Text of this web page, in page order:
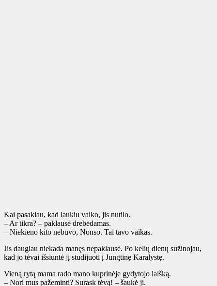
Kai pasakiau, kad laukiu vaiko, jis nutilo.
– Ar tikra? – paklausė drebėdamas.
– Niekieno kito nebuvo, Nonso. Tai tavo vaikas.
Jis daugiau niekada manęs nepaklausė. Po kelių dienų sužinojau,
kad jo tėvai išsiuntė jį studijuoti į Jungtinę Karalystę.
Vieną rytą mama rado mano kuprinėje gydytojo laišką.
– Nori mus pažeminti? Surask tėvą! – šaukė ji.